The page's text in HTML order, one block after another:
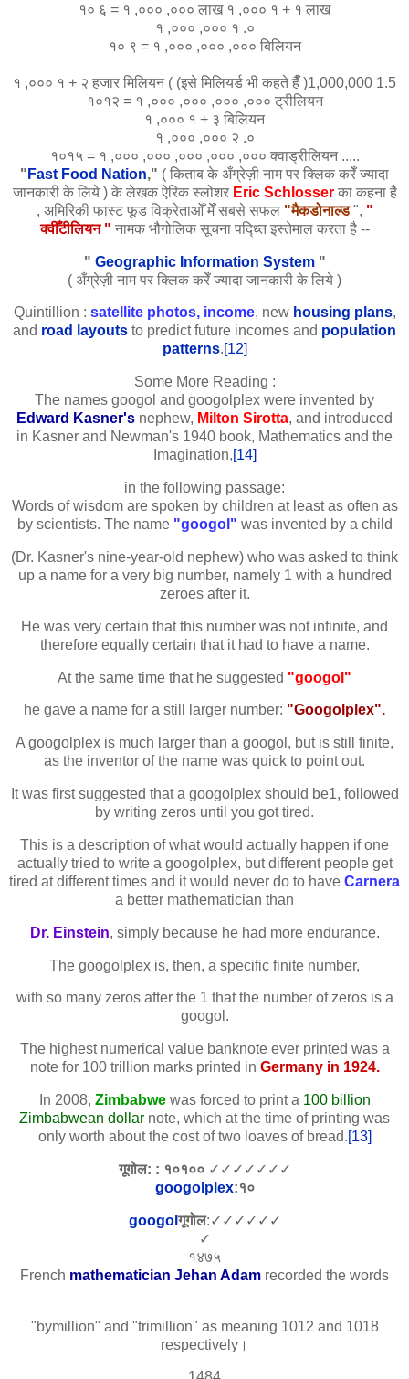
१० ६ = १ ,००० ,००० लाख १ ,००० १ + १ लाख
१ ,००० ,००० १ .०
१० ९ = १ ,००० ,००० ,००० बिलियन
१ ,००० १ + २ हजार मिलियन ( (इसे मिलियर्ड भी कहते हैँ )1,000,000 1.5
१०१२ = १ ,००० ,००० ,००० ,००० ट्रीलियन
१ ,००० १ + ३ बिलियन
१ ,००० ,००० २ .०
१०१५ = १ ,००० ,००० ,००० ,००० ,००० क्वाड्रीलियन .....
" Fast Food Nation," ( किताब के अँग्रेज़ी नाम पर क्लिक करेँ ज्यादा
जानकारी के लिये ) के लेखक ऐरिक स्लोशर Eric Schlosserका कहना है
, अमिरिकी फास्ट फूड विक्रेताओँ मेँ सबसे सफल "मैकडोनाल्ड", "
क्वीँटीलियन " नामक भौगोलिक सूचना पद्ध्ति इस्तेमाल करता है --
" Geographic Information System"
( अँग्रेज़ी नाम पर क्लिक करेँ ज्यादा जानकारी के लिये )
Quintillion : satellite photos, income, new housing plans,
and road layouts to predict future incomes and population
patterns.[12]
Some More Reading :
The names googol and googolplex were invented by
Edward Kasner's nephew, Milton Sirotta, and introduced
in Kasner and Newman's 1940 book, Mathematics and the
Imagination,[14]
in the following passage:
Words of wisdom are spoken by children at least as often as
by scientists. The name "googol" was invented by a child
(Dr. Kasner's nine-year-old nephew) who was asked to think
up a name for a very big number, namely 1 with a hundred
zeroes after it.
He was very certain that this number was not infinite, and
therefore equally certain that it had to have a name.
At the same time that he suggested "googol"
he gave a name for a still larger number: "Googolplex".
A googolplex is much larger than a googol, but is still finite,
as the inventor of the name was quick to point out.
It was first suggested that a googolplex should be1, followed
by writing zeros until you got tired.
This is a description of what would actually happen if one
actually tried to write a googolplex, but different people get
tired at different times and it would never do to have Carnera
a better mathematician than
Dr. Einstein, simply because he had more endurance.
The googolplex is, then, a specific finite number,
with so many zeros after the 1 that the number of zeros is a
googol.
The highest numerical value banknote ever printed was a
note for 100 trillion marks printed in Germanyin 1924.
In 2008, Zimbabwewas forced to print a 100 billion
Zimbabwean dollar note, which at the time of printing was
only worth about the cost of two loaves of bread.[13]
गूगोल: : १०१०० ✓✓✓✓✓✓✓
googolplex:१०
googol गूगोल:✓✓✓✓✓✓
✓
१४७५
French mathematician Jehan Adam recorded the words
"bymillion" and "trimillion" as meaning 1012 and 1018
respectively।